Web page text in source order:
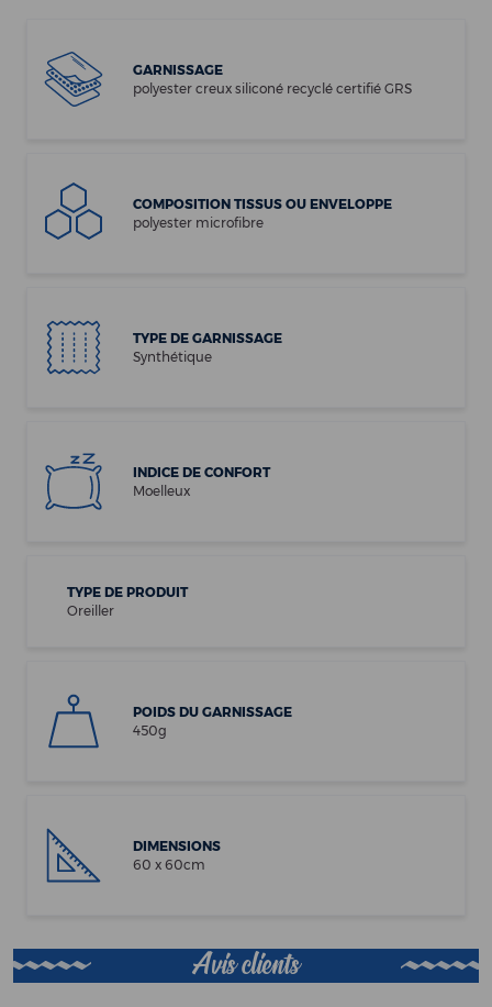
GARNISSAGE
polyester creux siliconé recyclé certifié GRS
COMPOSITION TISSUS OU ENVELOPPE
polyester microfibre
TYPE DE GARNISSAGE
Synthétique
INDICE DE CONFORT
Moelleux
TYPE DE PRODUIT
Oreiller
POIDS DU GARNISSAGE
450g
DIMENSIONS
60 x 60cm
Avis clients